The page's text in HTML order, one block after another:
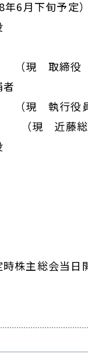
6月下旬予定）
役 研究
行役員 研
藤総合法
監
株主総会当日